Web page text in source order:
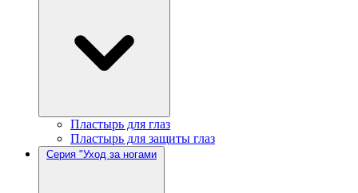
Пластырь для глаз
Пластырь для защиты глаз
Серия "Уход за ногами